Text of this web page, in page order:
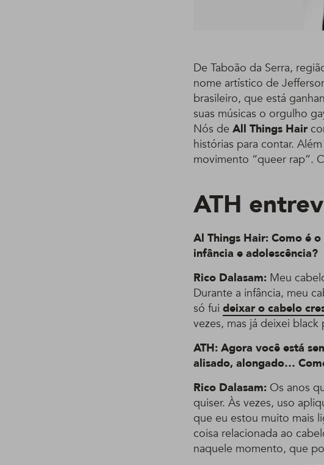
De Taboão da Serra,
nome artístico de
brasileiro, que está
suas músicas o orgulho
Nós de All Things Hair
histórias para contar.
movimento “queer rap”.
ATH
Al Things Hair: Como é
infância e adolescência?
Rico Dalasam: Meu
Durante a infância, meu
só fui deixar o cabelo
vezes, mas já deixei
ATH: Agora você está
alisado, alongado…
Rico Dalasam: Os anos
quiser. Às vezes, uso
que eu estou muito mais
coisa relacionada ao
naquele momento, que